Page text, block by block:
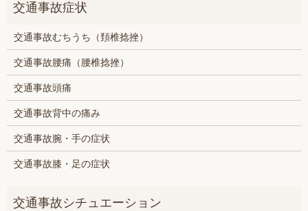
交通事故むちうち（頚椎捻挫）
交通事故腰痛（腰椎捻挫）
交通事故頭痛
交通事故背中の痛み
交通事故腕・手の症状
交通事故膝・足の症状